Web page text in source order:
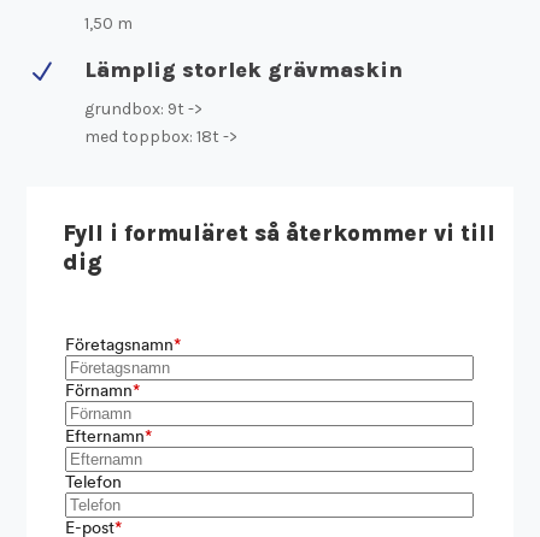
1,50 m
N Lämplig storlek grävmaskin
grundbox: 9t ->
med toppbox: 18t ->
Fyll i formuläret så återkommer vi till
dig